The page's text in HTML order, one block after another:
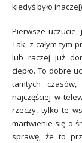
kiedyś było
Pierwsze uczucie,
Tak, z całym tym
lub raczej już
ciepło. To dobre
tamtych
najczęściej w
rzeczy, tylko te
martwienie się o
sprawę, że to